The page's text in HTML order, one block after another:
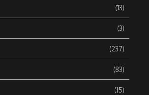
(13)
(3)
(237)
(83)
(15)